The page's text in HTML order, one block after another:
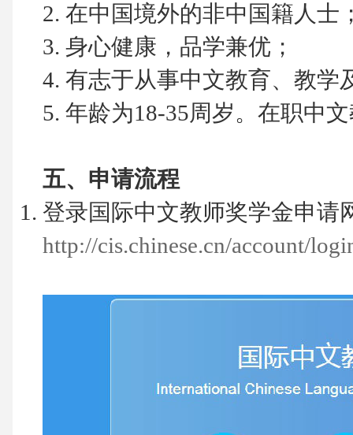
2. 在中国境外的非中国籍人士
3. 身心健康，品学兼优；
4. 有志于从事中文教育、教学
5. 年龄为18-35周岁。在职中
五、申请流程
登录国际中文教师奖学金申请
http://cis.chinese.cn/account/